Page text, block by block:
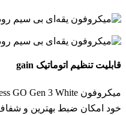
قابلیت تنظیم اتوماتیک gain
خود امکان ضبط بهترین و